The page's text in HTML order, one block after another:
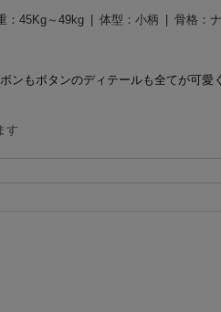
： 45Kg～49kg 体型： 小柄 骨格：
ンもボタンのディテールも全てが可愛
す